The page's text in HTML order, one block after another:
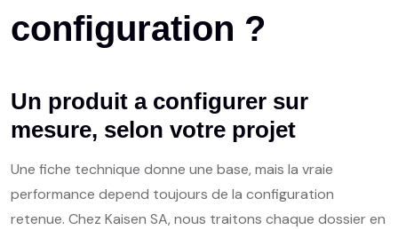
configuration ?
Un produit a configurer sur
mesure, selon votre projet
Une fiche technique donne une base, mais la vraie
performance depend toujours de la configuration
retenue. Chez Kaisen SA, nous traitons chaque dossier en